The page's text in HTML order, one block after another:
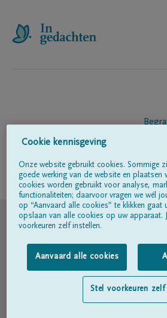
Volg ons op
© DELA
Cookie kennisgeving
Onze website gebruikt cookies. Sommige
goede werking van de website en plaatsen
cookies worden gebruikt voor analyse,
functionaliteiten; daarvoor vragen we wél
op “Aanvaard alle cookies” te klikken gaat
opslaan van alle cookies op uw apparaat.
voorkeuren zelf instellen.
Aanvaard alle cookies
Stel voorkeuren zelf